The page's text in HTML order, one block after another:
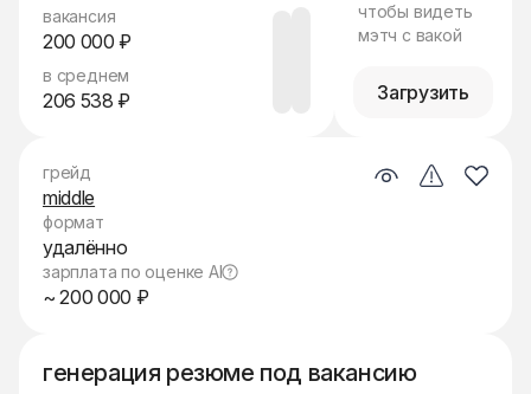
вакансия
200 000 ₽
в среднем
206 538 ₽
чтобы видеть
мэтч с вакой
Загрузить
генерация резюме под вакансию
грейд
middle
формат
удалённо
зарплата по оценке AI
~ 200 000 ₽